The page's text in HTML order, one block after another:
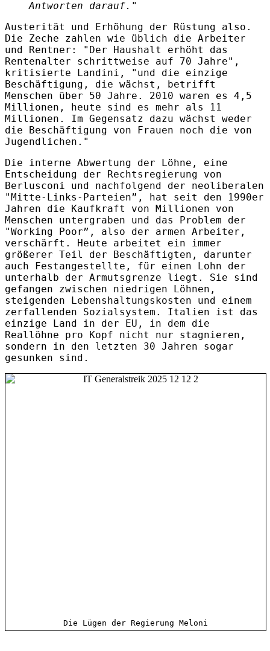
Antworten darauf."
Austerität und Erhöhung der Rüstung also.
Die Zeche zahlen wie üblich die Arbeiter
und Rentner: "Der Haushalt erhöht das
Rentenalter schrittweise auf 70 Jahre",
kritisierte Landini, "und die einzige
Beschäftigung, die wächst, betrifft
Menschen über 50 Jahre. 2010 waren es 4,5
Millionen, heute sind es mehr als 11
Millionen. Im Gegensatz dazu wächst weder
die Beschäftigung von Frauen noch die von
Jugendlichen."
Die interne Abwertung der Löhne, eine
Entscheidung der Rechtsregierung von
Berlusconi und nachfolgend der neoliberalen
"Mitte-Links-Parteien”, hat seit den 1990er
Jahren die Kaufkraft von Millionen von
Menschen untergraben und das Problem der
"Working Poor”, also der armen Arbeiter,
verschärft. Heute arbeitet ein immer
größerer Teil der Beschäftigten, darunter
auch Festangestellte, für einen Lohn der
unterhalb der Armutsgrenze liegt. Sie sind
gefangen zwischen niedrigen Löhnen,
steigenden Lebenshaltungskosten und einem
zerfallenden Sozialsystem. Italien ist das
einzige Land in der EU, in dem die
Reallöhne pro Kopf nicht nur stagnieren,
sondern in den letzten 30 Jahren sogar
gesunken sind.
Die Lügen der Regierung Meloni